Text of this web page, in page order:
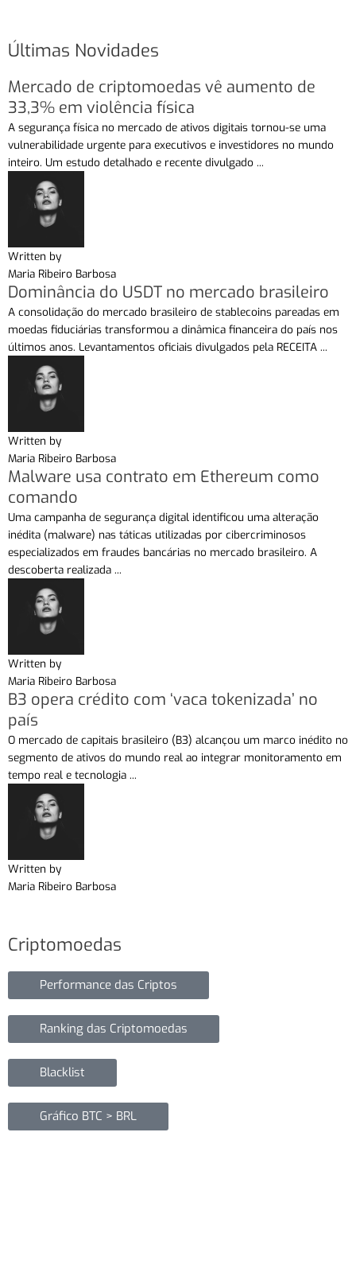
Últimas Novidades
Mercado de criptomoedas vê aumento de
33,3% em violência física
A segurança física no mercado de ativos digitais tornou-se uma
vulnerabilidade urgente para executivos e investidores no mundo
inteiro. Um estudo detalhado e recente divulgado ...
Written by
Maria Ribeiro Barbosa
Dominância do USDT no mercado brasileiro
A consolidação do mercado brasileiro de stablecoins pareadas em
moedas fiduciárias transformou a dinâmica financeira do país nos
últimos anos. Levantamentos oficiais divulgados pela RECEITA ...
Written by
Maria Ribeiro Barbosa
Malware usa contrato em Ethereum como
comando
Uma campanha de segurança digital identificou uma alteração
inédita (malware) nas táticas utilizadas por cibercriminosos
especializados em fraudes bancárias no mercado brasileiro. A
descoberta realizada ...
Written by
Maria Ribeiro Barbosa
B3 opera crédito com ‘vaca tokenizada’ no
país
O mercado de capitais brasileiro (B3) alcançou um marco inédito no
segmento de ativos do mundo real ao integrar monitoramento em
tempo real e tecnologia ...
Written by
Maria Ribeiro Barbosa
Criptomoedas
Performance das Criptos
Ranking das Criptomoedas
Blacklist
Gráfico BTC > BRL